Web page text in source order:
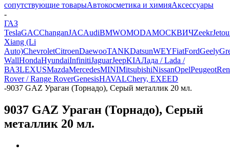
сопутствующие товарыАвтокосметика и химияАксессуары
-
ГАЗ
TeslaGACChanganJACAudiBMWOMODAМОСКВИЧZeekr
Xiang (Li
Auto)ChevroletCitroenDaewooTANKDatsunWEYFiatFordGeely
WallHondaHyundaiInfinitiJaguarJeepKIAЛада / Lada /
ВАЗLEXUSMazdaMercedesMINIMitsubishiNissanOpelPeugeot
Rover / Range RoverGenesisHAVALChery, EXEED
-9037 GAZ Ураган (Торнадо), Серый металлик 20 мл.
9037 GAZ Ураган (Торнадо), Серый
металлик 20 мл.